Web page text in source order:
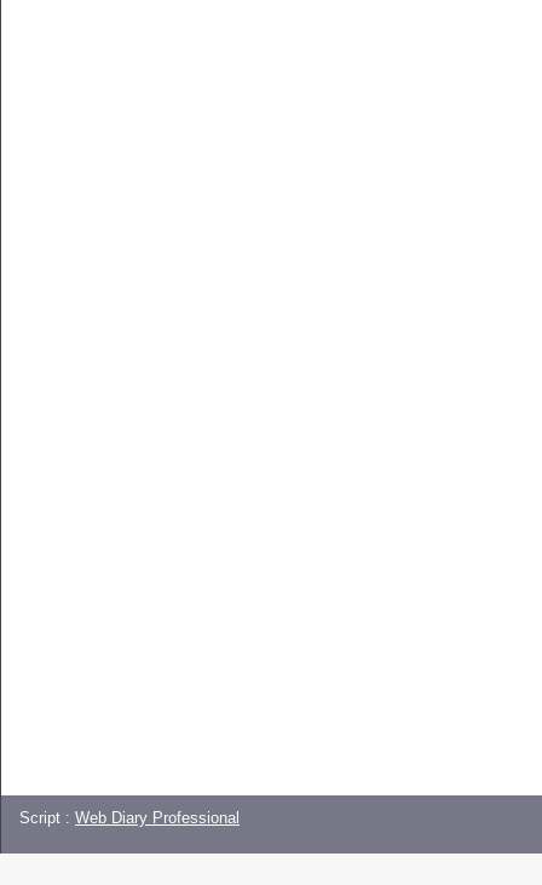
Script : Web Diary Professional